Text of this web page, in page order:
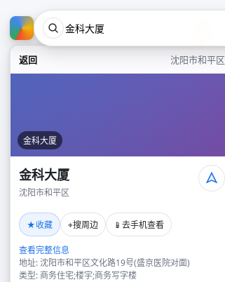
返回 沈阳市和平区
金科大厦
金科大厦
沈阳市和平区
★收藏 ⌖搜周边 📱 去手机查看
查看完整信息
地址: 沈阳市和平区文化路19号(盛京医院对面)
类型: 商务住宅;楼宇;商务写字楼